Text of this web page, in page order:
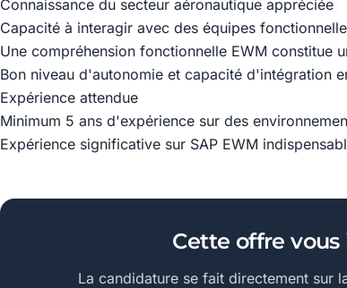
Connaissance du secteur aéronautique appréciée
Capacité à interagir avec des équipes
Une compréhension fonctionnelle EWM constitue
Bon niveau d'autonomie et capacité d'intégration
Expérience attendue
Minimum 5 ans d'expérience sur des
Expérience significative sur SAP EWM
Cette offre vous
La candidature se fait directement sur